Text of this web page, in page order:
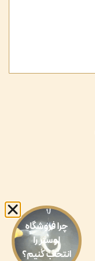
چرا فروشگاه
لوستر را
انتخاب کنیم؟